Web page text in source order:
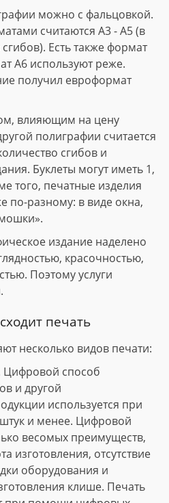
можно с фальцовкой.
считаются А3 - А5 (в
Есть также формат
А6 используют реже.
получил евроформат
влияющим на цену
полиграфии считается
сгибов и
Буклеты могут иметь 1,
того, печатные изделия
по-разному: в виде окна,
издание наделено
красочностью,
Поэтому услуги
печать
несколько видов печати:
Цифровой способ
и другой
используется при
и менее. Цифровой
весомых преимуществ,
изготовления, отсутствие
оборудования и
клише. Печать